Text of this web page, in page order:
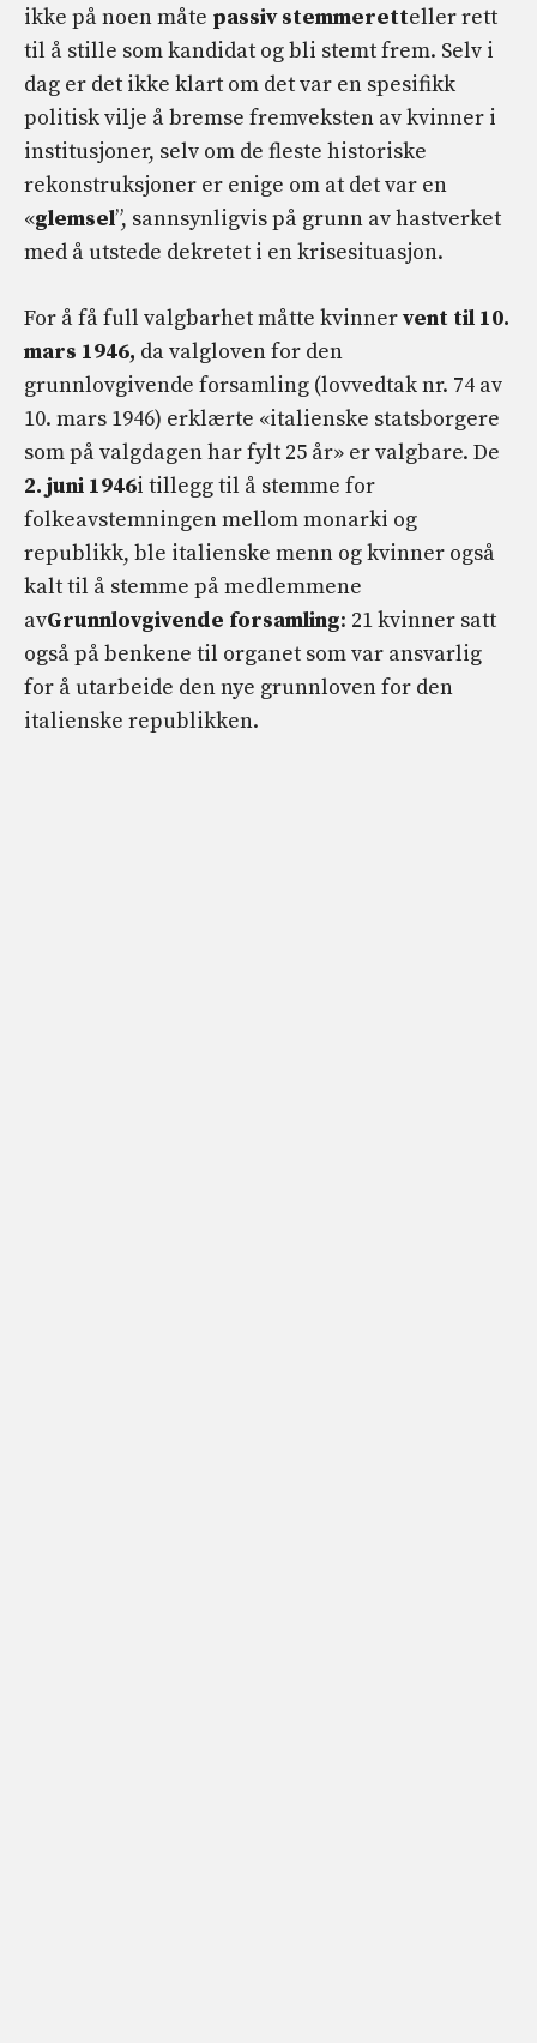
ikke på noen måte passiv stemmeretteller rett
til å stille som kandidat og bli stemt frem. Selv i
dag er det ikke klart om det var en spesifikk
politisk vilje å bremse fremveksten av kvinner i
institusjoner, selv om de fleste historiske
rekonstruksjoner er enige om at det var en
«glemsel”, sannsynligvis på grunn av hastverket
med å utstede dekretet i en krisesituasjon.
For å få full valgbarhet måtte kvinnervent til 10.
mars 1946, da valgloven for den
grunnlovgivende forsamling (lovvedtak nr. 74 av
10. mars 1946) erklærte «italienske statsborgere
som på valgdagen har fylt 25 år» er valgbare. De
2. juni 1946i tillegg til å stemme for
folkeavstemningen mellom monarki og
republikk, ble italienske menn og kvinner også
kalt til å stemme på medlemmene
avGrunnlovgivende forsamling: 21 kvinner satt
også på benkene til organet som var ansvarlig
for å utarbeide den nye grunnloven for den
italienske republikken.